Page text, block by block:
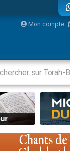
Mon compte
Livres